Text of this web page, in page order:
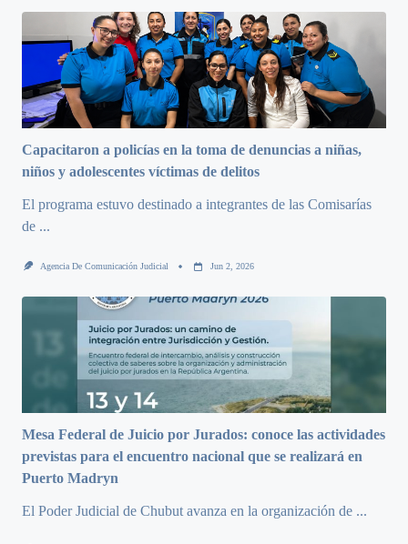
Capacitaron a policías en la toma de denuncias a niñas,
niños y adolescentes víctimas de delitos
El programa estuvo destinado a integrantes de las Comisarías
de ...
Agencia De Comunicación Judicial Jun 2, 2026
Mesa Federal de Juicio por Jurados: conoce las actividades
previstas para el encuentro nacional que se realizará en
Puerto Madryn
El Poder Judicial de Chubut avanza en la organización de ...